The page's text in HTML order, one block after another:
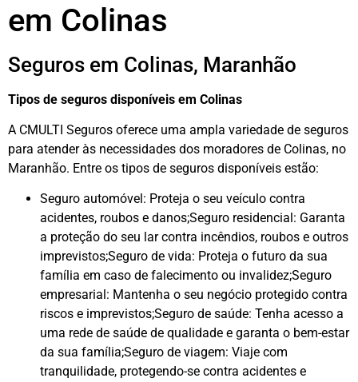
em Colinas
Seguros em Colinas, Maranhão
Tipos de seguros disponíveis em Colinas
A CMULTI Seguros oferece uma ampla variedade de seguros
para atender às necessidades dos moradores de Colinas, no
Maranhão. Entre os tipos de seguros disponíveis estão:
Seguro automóvel: Proteja o seu veículo contra
acidentes, roubos e danos;Seguro residencial: Garanta
a proteção do seu lar contra incêndios, roubos e outros
imprevistos;Seguro de vida: Proteja o futuro da sua
família em caso de falecimento ou invalidez;Seguro
empresarial: Mantenha o seu negócio protegido contra
riscos e imprevistos;Seguro de saúde: Tenha acesso a
uma rede de saúde de qualidade e garanta o bem-estar
da sua família;Seguro de viagem: Viaje com
tranquilidade, protegendo-se contra acidentes e